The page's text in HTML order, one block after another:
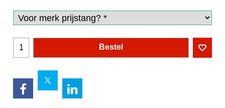
Bestel